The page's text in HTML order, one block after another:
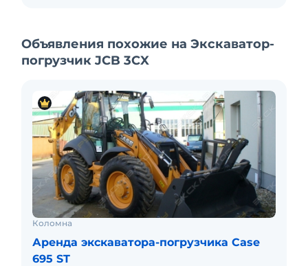
Объявления похожие на Экскаватор-
погрузчик JCB 3CX
Коломна
Аренда экскаватора-погрузчика Case
695 ST